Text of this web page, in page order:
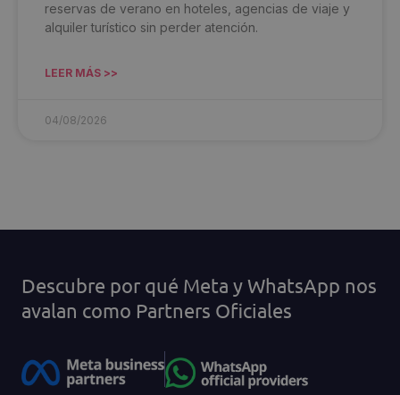
reservas de verano en hoteles, agencias de viaje y
alquiler turístico sin perder atención.
LEER MÁS >>
04/08/2026
Descubre por qué Meta y WhatsApp nos
avalan como Partners Oficiales